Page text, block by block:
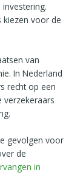
kiezen voor de
van
In Nederland
recht op een
verzekeraars
gevolgen voor
de
in